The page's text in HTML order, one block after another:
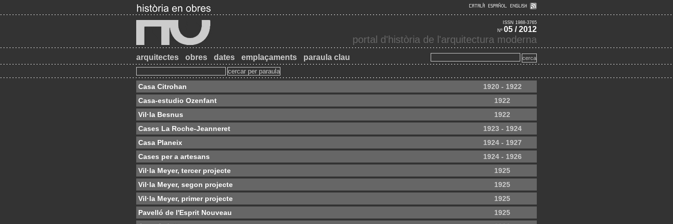
ISSN 1988-3765
Nº 05 / 2012
portal d'història de l'arquitectura moderna
arquitectes obres dates emplaçaments paraula clau
Casa Citrohan
1920 - 1922
Casa-estudio Ozenfant
1922
Vil·la Besnus
1922
Cases La Roche-Jeanneret
1923 - 1924
Casa Planeix
1924 - 1927
Cases per a artesans
1924 - 1926
Vil·la Meyer, tercer projecte
1925
Vil·la Meyer, segon projecte
1925
Vil·la Meyer, primer projecte
1925
Pavelló de l'Esprit Nouveau
1925